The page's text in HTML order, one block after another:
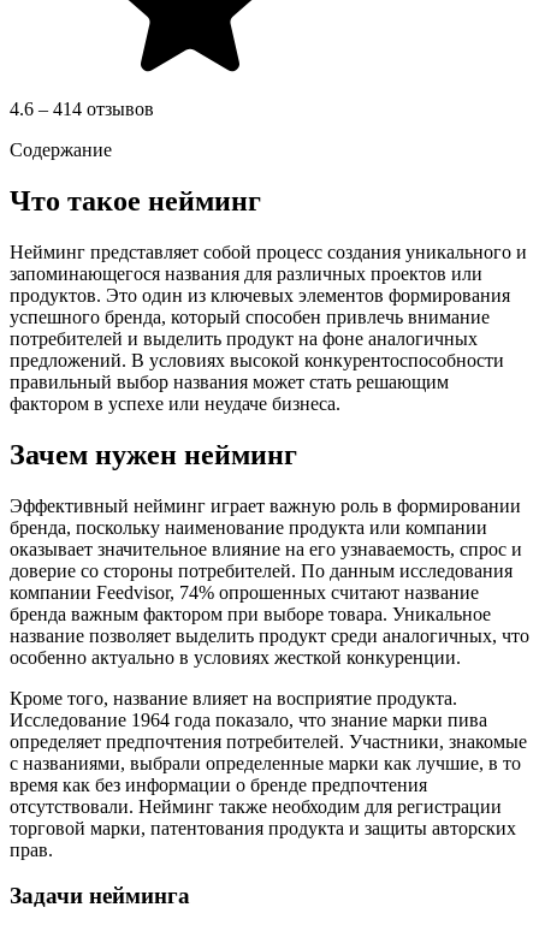
4.6 – 414 отзывов
Содержание
Что такое нейминг
Нейминг представляет собой процесс создания уникального и
запоминающегося названия для различных проектов или
продуктов. Это один из ключевых элементов формирования
успешного бренда, который способен привлечь внимание
потребителей и выделить продукт на фоне аналогичных
предложений. В условиях высокой конкурентоспособности
правильный выбор названия может стать решающим
фактором в успехе или неудаче бизнеса.
Зачем нужен нейминг
Эффективный нейминг играет важную роль в формировании
бренда, поскольку наименование продукта или компании
оказывает значительное влияние на его узнаваемость, спрос и
доверие со стороны потребителей. По данным исследования
компании Feedvisor, 74% опрошенных считают название
бренда важным фактором при выборе товара. Уникальное
название позволяет выделить продукт среди аналогичных, что
особенно актуально в условиях жесткой конкуренции.
Кроме того, название влияет на восприятие продукта.
Исследование 1964 года показало, что знание марки пива
определяет предпочтения потребителей. Участники, знакомые
с названиями, выбрали определенные марки как лучшие, в то
время как без информации о бренде предпочтения
отсутствовали. Нейминг также необходим для регистрации
торговой марки, патентования продукта и защиты авторских
прав.
Задачи нейминга